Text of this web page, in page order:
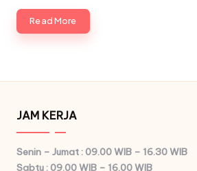
Read More
JAM KERJA
Senin – Jumat : 09.00 WIB – 16.30 WIB
Sabtu : 09.00 WIB – 16.00 WIB